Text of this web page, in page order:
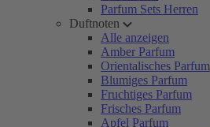
Parfum Sets Herren
Duftnoten
Alle anzeigen
Amber Parfum
Orientalisches Parfum
Blumiges Parfum
Fruchtiges Parfum
Frisches Parfum
Apfel Parfum